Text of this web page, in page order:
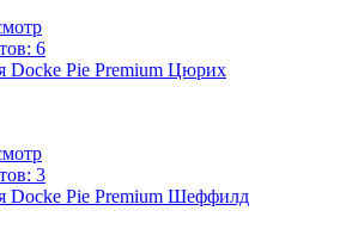
6
Docke Pie Premium Цюрих
3
Docke Pie Premium Шеффилд